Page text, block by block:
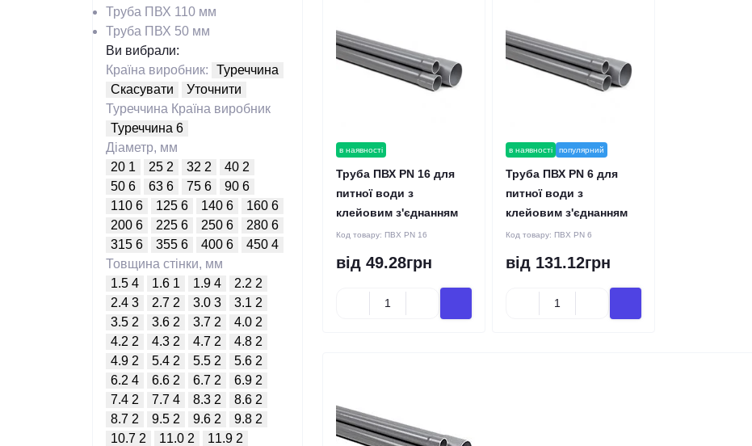
Фільтри та фільтраційні станції (6)
Насоси для басейнів (13)
Труба ПВХ 110 мм
Труба ПВХ 50 мм
Ви вибрали:
Країна виробник:
Туреччина
Скасувати
Уточнити
Туреччина Країна виробник
Туреччина 6
Діаметр, мм
20 1 25 2 32 2 40 2
50 6 63 6 75 6 90 6
110 6 125 6 140 6 160 6
200 6 225 6 250 6 280 6
315 6 355 6 400 6 450 4
Товщина стінки, мм
1.5 4 1.6 1 1.9 4 2.2 2
2.4 3 2.7 2 3.0 3 3.1 2
3.5 2 3.6 2 3.7 2 4.0 2
4.2 2 4.3 2 4.7 2 4.8 2
4.9 2 5.4 2 5.5 2 5.6 2
6.2 4 6.6 2 6.7 2 6.9 2
7.4 2 7.7 4 8.3 2 8.6 2
8.7 2 9.5 2 9.6 2 9.8 2
10.7 2 11.0 2 11.9 2
в наявності
Труба ПВХ PN 16 для
питної води з
клейовим з'єднанням
Код товару: ПВХ PN 16
від 49.28грн
в наявності популярний
Труба ПВХ PN 6 для
питної води з
клейовим з'єднанням
Код товару: ПВХ PN 6
від 131.12грн